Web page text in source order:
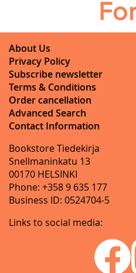
About Us
Privacy Policy
Subscribe newsletter
Terms & Conditions
Order cancellation
Advanced Search
Contact Information
Bookstore Tiedekirja
Snellmaninkatu 13
00170 HELSINKI
Phone: +358 9 635 177
Business ID: 0524704-5
Links to social media: